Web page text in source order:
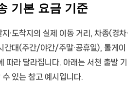
기본 요금 기준
·도착지의 실제 이동 거리, 차종(경차·
간대(주간/야간/주말·공휴일), 톨게이
따라 달라집니다. 아래는 서천 출발 기
있는 참고 예시입니다.